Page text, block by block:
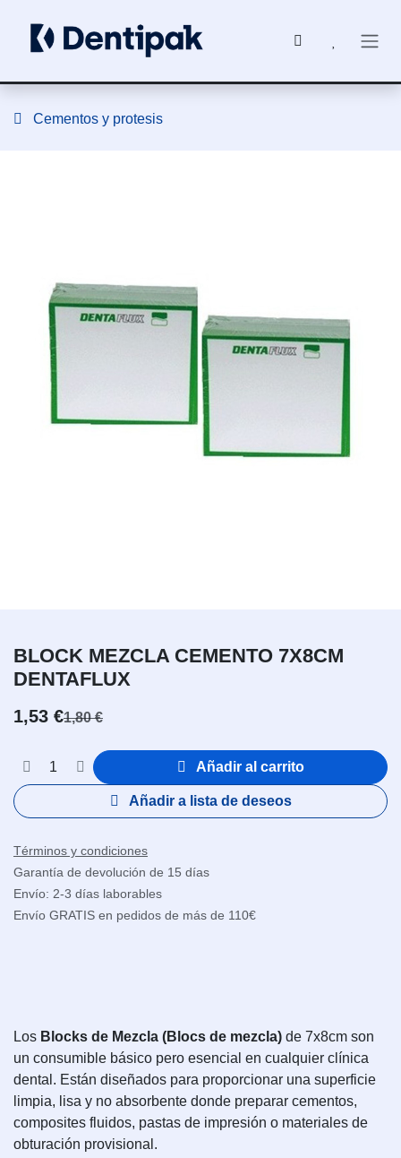
Cementos y protesis
BLOCK MEZCLA CEMENTO 7X8CM
DENTAFLUX
1,53 €1,80€
Añadir al carrito
Añadir a lista de deseos
Términos y condiciones
Garantía de devolución de 15 días
Envío: 2-3 días laborables
Envío GRATIS en pedidos de más de 110€
Los Blocks de Mezcla (Blocs de mezcla) de 7x8cm son
un consumible básico pero esencial en cualquier clínica
dental. Están diseñados para proporcionar una superficie
limpia, lisa y no absorbente donde preparar cementos,
composites fluidos, pastas de impresión o materiales de
obturación provisional.